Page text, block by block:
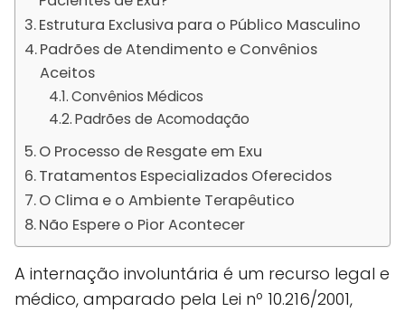
Estrutura Exclusiva para o Público Masculino
Padrões de Atendimento e Convênios
Aceitos
Convênios Médicos
Padrões de Acomodação
O Processo de Resgate em Exu
Tratamentos Especializados Oferecidos
O Clima e o Ambiente Terapêutico
Não Espere o Pior Acontecer
A internação involuntária é um recurso legal e
médico, amparado pela Lei nº 10.216/2001,